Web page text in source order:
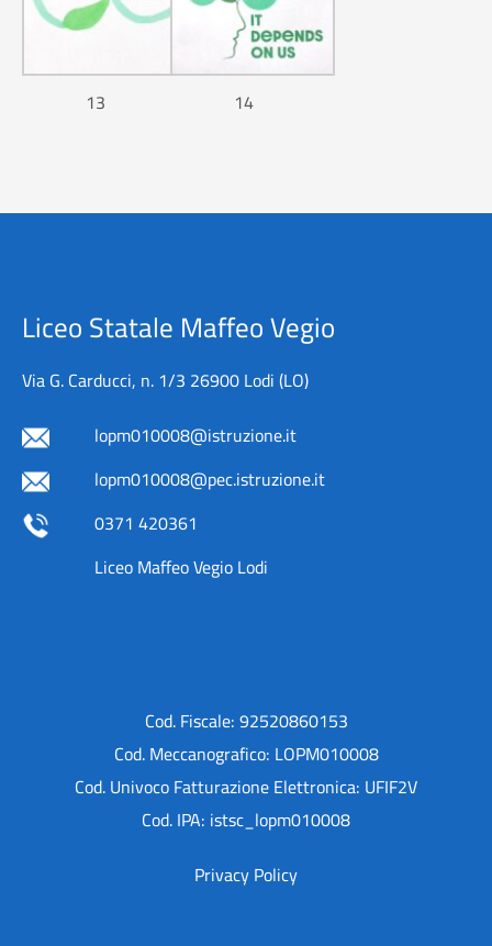
13 14
Liceo Statale Maffeo Vegio
Via G. Carducci, n. 1/3 26900 Lodi (LO)
lopm010008@istruzione.it
lopm010008@pec.istruzione.it
0371 420361
Liceo Maffeo Vegio Lodi
Cod. Fiscale: 92520860153
Cod. Meccanografico: LOPM010008
Cod. Univoco Fatturazione Elettronica: UFIF2V
Cod. IPA: istsc_lopm010008
Privacy Policy